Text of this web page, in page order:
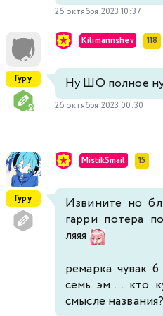
26 октября 2023 10:37
Гуру
Kilimannshev 118
Ну ШО полное
26 октября 2023 00:30
Гуру
MistikSmail 15
Извините но
гарри потера
ляяя
ремарка чувак
семь эм.... кто
смысле